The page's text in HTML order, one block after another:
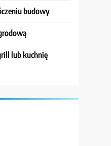
budowy
lub kuchnię